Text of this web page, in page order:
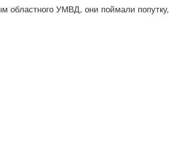
областного УМВД, они поймали попутку,